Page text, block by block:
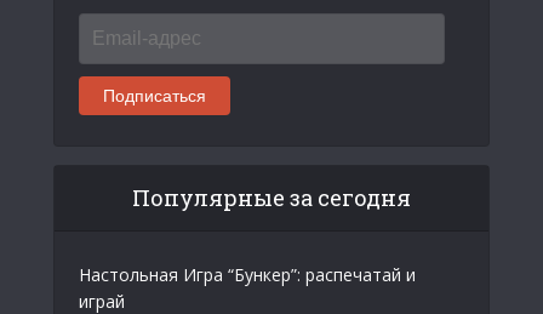
адрес
Подписаться
Популярные за сегодня
Настольная Игра “Бункер”: распечатай и
играй